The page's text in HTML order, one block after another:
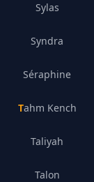
Sylas
Syndra
Séraphine
Tahm Kench
Taliyah
Talon